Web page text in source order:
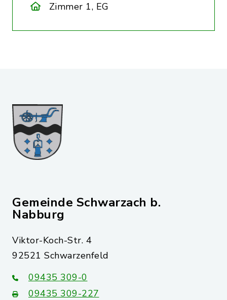
Zimmer 1, EG
Gemeinde Schwarzach b.
Nabburg
Viktor-Koch-Str. 4
92521 Schwarzenfeld
09435 309-0
09435 309-227